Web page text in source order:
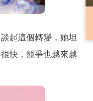
起這個轉變，她坦
快，競爭也越來越